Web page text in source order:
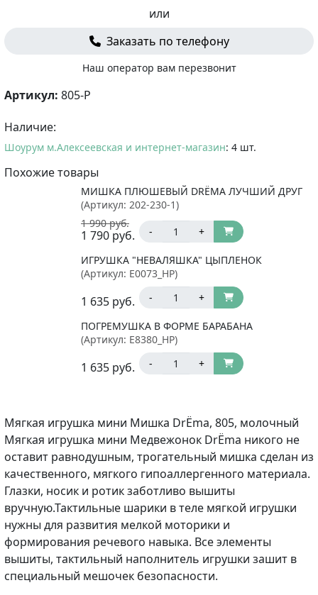
или
Заказать по телефону
Наш оператор вам перезвонит
Артикул: 805-P
Наличие:
Шоурум м.Алексеевская и интернет-магазин: 4 шт.
Похожие товары
МИШКА ПЛЮШЕВЫЙ DRЁMA ЛУЧШИЙ ДРУГ
(Артикул: 202-230-1)
1 990руб.
1 790 руб. - +
ИГРУШКА "НЕВАЛЯШКА" ЦЫПЛЕНОК
(Артикул: E0073_HP)
1 635 руб. - +
ПОГРЕМУШКА В ФОРМЕ БАРАБАНА
(Артикул: E8380_HP)
1 635 руб. - +
Мягкая игрушка мини Мишка DrЁma, 805, молочный
Мягкая игрушка мини Медвежонок DrЁma никого не
оставит равнодушным, трогательный мишка сделан из
качественного, мягкого гипоаллергенного материала.
Глазки, носик и ротик заботливо вышиты
вручную.Тактильные шарики в теле мягкой игрушки
нужны для развития мелкой моторики и
формирования речевого навыка. Все элементы
вышиты, тактильный наполнитель игрушки зашит в
специальный мешочек безопасности.